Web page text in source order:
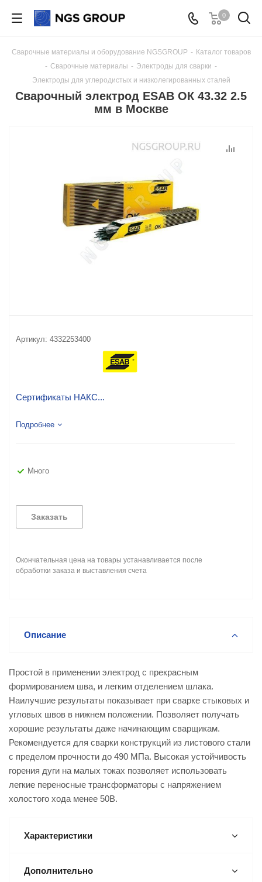
0
Сварочные материалы и оборудование NGSGROUP - Каталог товаров
- Сварочные материалы - Электроды для сварки -
Электроды для углеродистых и низколегированных сталей
Сварочный электрод ESAB ОК 43.32 2.5
мм в Москве
Артикул: 4332253400
Сертификаты НАКС...
Подробнее
Много
Заказать
Окончательная цена на товары устанавливается после
обработки заказа и выставления счета
Описание
Простой в применении электрод с прекрасным
формированием шва, и легким отделением шлака.
Наилучшие результаты показывает при сварке стыковых и
угловых швов в нижнем положении. Позволяет получать
хорошие результаты даже начинающим сварщикам.
Рекомендуется для сварки конструкций из листового стали
с пределом прочности до 490 МПа. Высокая устойчивость
горения дуги на малых токах позволяет использовать
легкие переносные трансформаторы с напряжением
холостого хода менее 50В.
Характеристики
Дополнительно